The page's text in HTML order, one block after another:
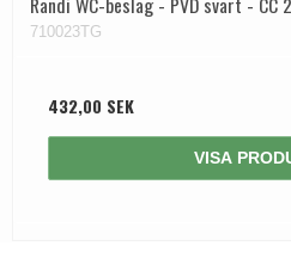
710023TG
432,00 SEK
VISA